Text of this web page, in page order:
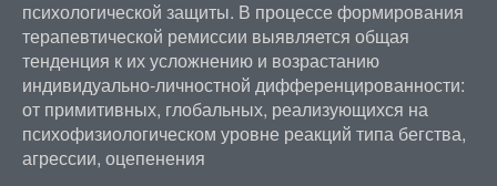
психологической защиты. В процессе формирования
терапевтической ремиссии выявляется общая
тенденция к их усложнению и возрастанию
индивидуально-личностной дифференцированности:
от примитивных, глобальных, реализующихся на
психофизиологическом уровне реакций типа бегства,
агрессии, оцепенения